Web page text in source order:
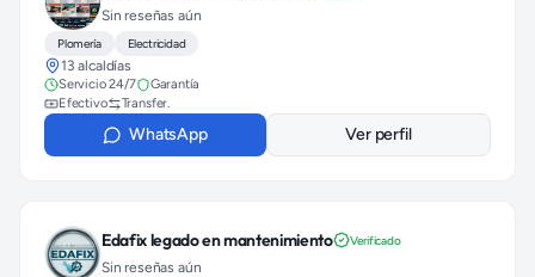
Sin reseñas aún
Plomería Electricidad
13 alcaldías
Servicio 24/7
Garantía
Efectivo
Transfer.
WhatsApp Ver perfil
Edafix legado en mantenimiento Verificado
Sin reseñas aún